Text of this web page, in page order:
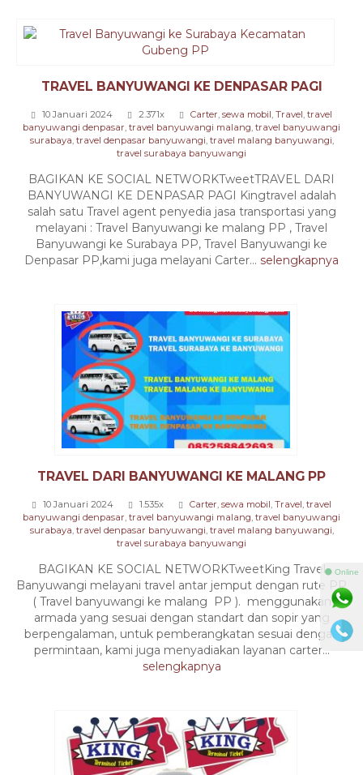
TRAVEL BANYUWANGI KE DENPASAR PAGI
10 Januari 2024 2.371x Carter, sewa mobil, Travel, travel
banyuwangi denpasar, travel banyuwangi malang, travel banyuwangi
surabaya, travel denpasar banyuwangi, travel malang banyuwangi,
travel surabaya banyuwangi
BAGIKAN KE SOCIAL NETWORKTweetTRAVEL DARI
BANYUWANGI KE DENPASAR PAGI Kingtravel adalah
salah satu Travel agent penyedia jasa transportasi yang
melayani : Travel Banyuwangi ke malang PP , Travel
Banyuwangi ke Surabaya PP, Travel Banyuwangi ke
Denpasar PP,kami juga melayani Carter... selengkapnya
TRAVEL DARI BANYUWANGI KE MALANG PP
10 Januari 2024 1.535x Carter, sewa mobil, Travel, travel
banyuwangi denpasar, travel banyuwangi malang, travel banyuwangi
surabaya, travel denpasar banyuwangi, travel malang banyuwangi,
travel surabaya banyuwangi
BAGIKAN KE SOCIAL NETWORKTweetKing Travel
Banyuwangi melayani travel antar jemput dengan rute PP
( Travel banyuwangi ke malang PP ). menggunakan
armada yang sesuai dengan standart dan sopir yang
berpengalaman, untuk pemberangkatan sesuai dengan
permintaan, kami juga menyadiakan layanan carter...
selengkapnya
⚫ Online